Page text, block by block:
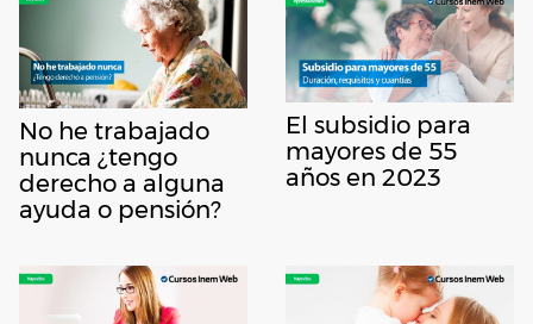
No he trabajado
nunca ¿tengo
derecho a alguna
ayuda o pensión?
El subsidio para
mayores de 55
años en 2023